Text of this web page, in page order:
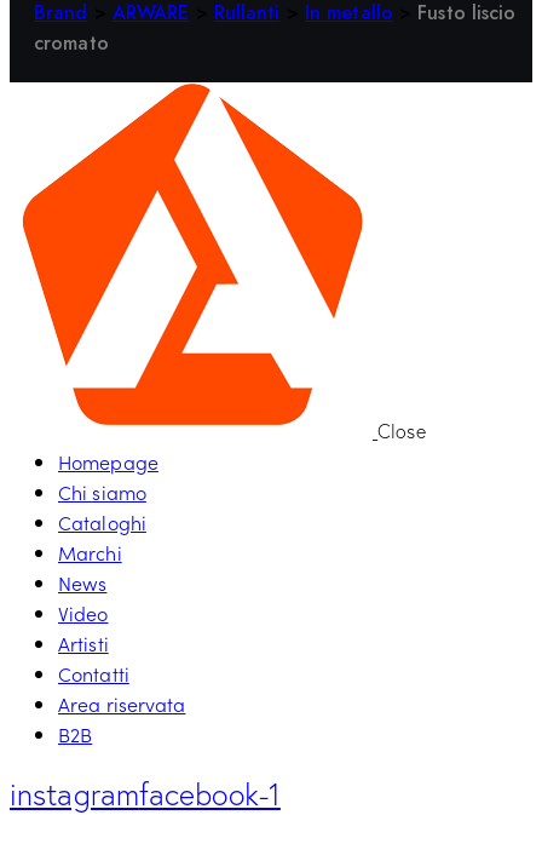
Brand ARWARE Rullanti In metallo
Fusto liscio
cromato
Close
Homepage
Chi siamo
Cataloghi
Marchi
News
Video
Artisti
Contatti
Area riservata
B2B
instagramfacebook-1